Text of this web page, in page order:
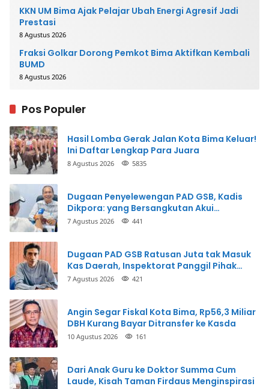
KKN UM Bima Ajak Pelajar Ubah Energi Agresif Jadi
Prestasi
8 Agustus 2026
Fraksi Golkar Dorong Pemkot Bima Aktifkan Kembali
BUMD
8 Agustus 2026
Pos Populer
Hasil Lomba Gerak Jalan Kota Bima Keluar!
Ini Daftar Lengkap Para Juara
8 Agustus 2026 5835
Dugaan Penyelewengan PAD GSB, Kadis
Dikpora: yang Bersangkutan Akui
Perbuatannya dan Siap Mengembalikan
7 Agustus 2026 441
Dugaan PAD GSB Ratusan Juta tak Masuk
Kas Daerah, Inspektorat Panggil Pihak
Terkait
7 Agustus 2026 421
Angin Segar Fiskal Kota Bima, Rp56,3 Miliar
DBH Kurang Bayar Ditransfer ke Kasda
10 Agustus 2026 161
Dari Anak Guru ke Doktor Summa Cum
Laude, Kisah Taman Firdaus Menginspirasi